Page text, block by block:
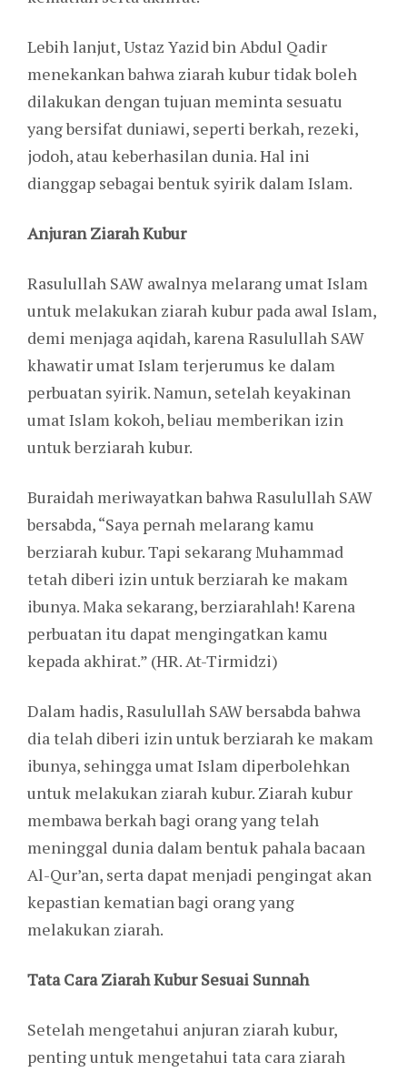
Lebih lanjut, Ustaz Yazid bin Abdul Qadir
menekankan bahwa ziarah kubur tidak boleh
dilakukan dengan tujuan meminta sesuatu
yang bersifat duniawi, seperti berkah, rezeki,
jodoh, atau keberhasilan dunia. Hal ini
dianggap sebagai bentuk syirik dalam Islam.
Anjuran Ziarah Kubur
Rasulullah SAW awalnya melarang umat Islam
untuk melakukan ziarah kubur pada awal Islam,
demi menjaga aqidah, karena Rasulullah SAW
khawatir umat Islam terjerumus ke dalam
perbuatan syirik. Namun, setelah keyakinan
umat Islam kokoh, beliau memberikan izin
untuk berziarah kubur.
Buraidah meriwayatkan bahwa Rasulullah SAW
bersabda, “Saya pernah melarang kamu
berziarah kubur. Tapi sekarang Muhammad
tetah diberi izin untuk berziarah ke makam
ibunya. Maka sekarang, berziarahlah! Karena
perbuatan itu dapat mengingatkan kamu
kepada akhirat.” (HR. At-Tirmidzi)
Dalam hadis, Rasulullah SAW bersabda bahwa
dia telah diberi izin untuk berziarah ke makam
ibunya, sehingga umat Islam diperbolehkan
untuk melakukan ziarah kubur. Ziarah kubur
membawa berkah bagi orang yang telah
meninggal dunia dalam bentuk pahala bacaan
Al-Qur’an, serta dapat menjadi pengingat akan
kepastian kematian bagi orang yang
melakukan ziarah.
Tata Cara Ziarah Kubur Sesuai Sunnah
Setelah mengetahui anjuran ziarah kubur,
penting untuk mengetahui tata cara ziarah